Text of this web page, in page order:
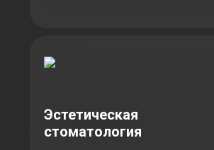
Эстетическая
стоматология